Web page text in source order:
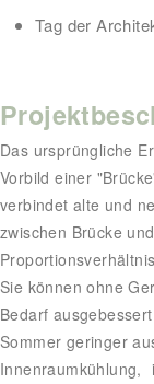
Tag der
Das ursprüngliche
Vorbild einer
verbindet alte und
zwischen Brücke
Sie können ohne
Bedarf
Sommer geringer
Innenraumkühlung,